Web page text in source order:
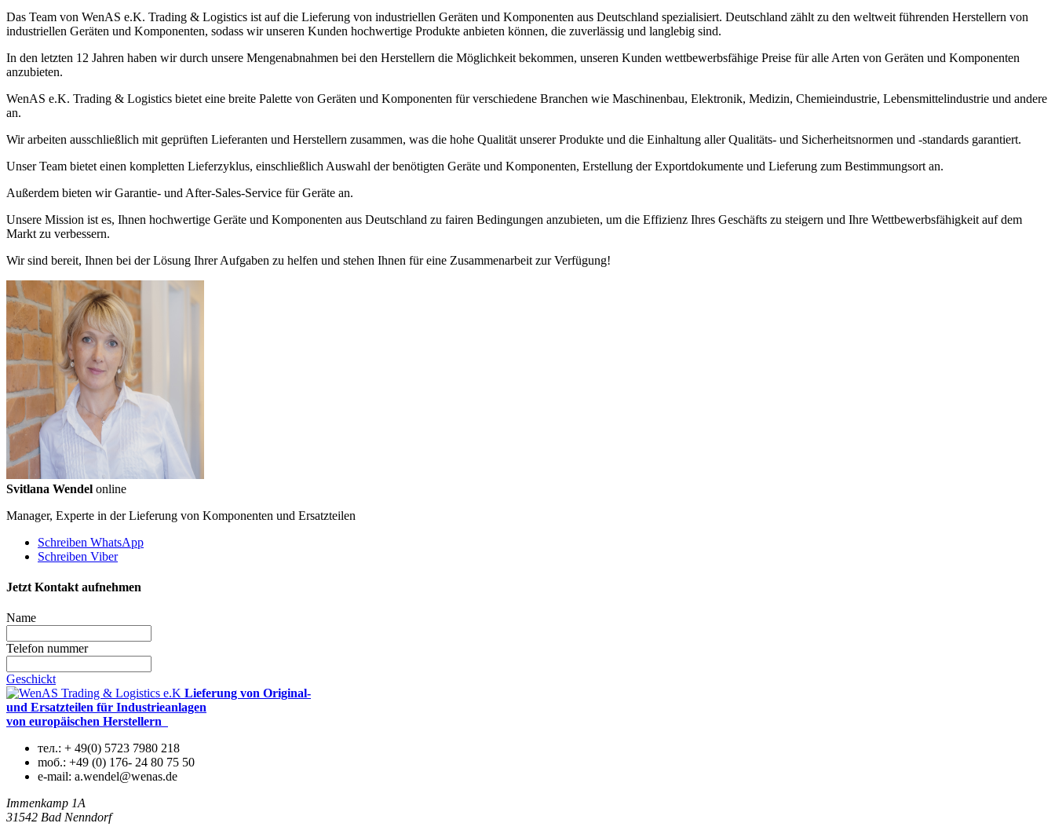
Das Team von WenAS e.K. Trading & Logistics ist auf die Lieferung von industriellen Geräten und Komponenten aus Deutschland spezialisiert. Deutschland zählt zu den weltweit führenden Herstellern von
industriellen Geräten und Komponenten, sodass wir unseren Kunden hochwertige Produkte anbieten können, die zuverlässig und langlebig sind.
In den letzten 12 Jahren haben wir durch unsere Mengenabnahmen bei den Herstellern die Möglichkeit bekommen, unseren Kunden wettbewerbsfähige Preise für alle Arten von Geräten und Komponenten
anzubieten.
WenAS e.K. Trading & Logistics bietet eine breite Palette von Geräten und Komponenten für verschiedene Branchen wie Maschinenbau, Elektronik, Medizin, Chemieindustrie, Lebensmittelindustrie und andere
an.
Wir arbeiten ausschließlich mit geprüften Lieferanten und Herstellern zusammen, was die hohe Qualität unserer Produkte und die Einhaltung aller Qualitäts- und Sicherheitsnormen und -standards garantiert.
Unser Team bietet einen kompletten Lieferzyklus, einschließlich Auswahl der benötigten Geräte und Komponenten, Erstellung der Exportdokumente und Lieferung zum Bestimmungsort an.
Außerdem bieten wir Garantie- und After-Sales-Service für Geräte an.
Unsere Mission ist es, Ihnen hochwertige Geräte und Komponenten aus Deutschland zu fairen Bedingungen anzubieten, um die Effizienz Ihres Geschäfts zu steigern und Ihre Wettbewerbsfähigkeit auf dem
Markt zu verbessern.
Wir sind bereit, Ihnen bei der Lösung Ihrer Aufgaben zu helfen und stehen Ihnen für eine Zusammenarbeit zur Verfügung!
Svitlana Wendel online
Manager, Experte in der Lieferung von Komponenten und Ersatzteilen
Schreiben WhatsApp
Schreiben Viber
Jetzt Kontakt aufnehmen
Name
Telefon nummer
Geschickt
Lieferung von Original-
und Ersatzteilen für Industrieanlagen
von europäischen Herstellern
тел.: + 49(0) 5723 7980 218
mоб.: +49 (0) 176- 24 80 75 50
e-mail: a.wendel@wenas.de
Immenkamp 1A
31542 Bad Nenndorf